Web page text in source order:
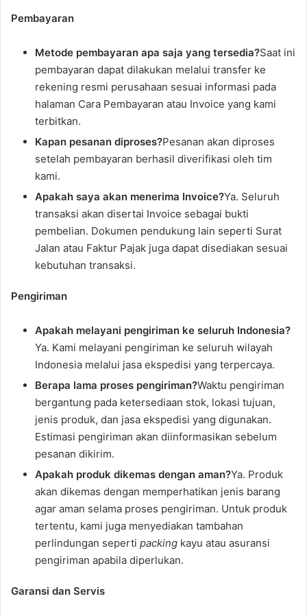
Pembayaran
Metode pembayaran apa saja yang tersedia?Saat ini
pembayaran dapat dilakukan melalui transfer ke
rekening resmi perusahaan sesuai informasi pada
halaman Cara Pembayaran atau Invoice yang kami
terbitkan.
Kapan pesanan diproses?Pesanan akan diproses
setelah pembayaran berhasil diverifikasi oleh tim
kami.
Apakah saya akan menerima Invoice?Ya. Seluruh
transaksi akan disertai Invoice sebagai bukti
pembelian. Dokumen pendukung lain seperti Surat
Jalan atau Faktur Pajak juga dapat disediakan sesuai
kebutuhan transaksi.
Pengiriman
Apakah melayani pengiriman ke seluruh Indonesia?
Ya. Kami melayani pengiriman ke seluruh wilayah
Indonesia melalui jasa ekspedisi yang terpercaya.
Berapa lama proses pengiriman?Waktu pengiriman
bergantung pada ketersediaan stok, lokasi tujuan,
jenis produk, dan jasa ekspedisi yang digunakan.
Estimasi pengiriman akan diinformasikan sebelum
pesanan dikirim.
Apakah produk dikemas dengan aman?Ya. Produk
akan dikemas dengan memperhatikan jenis barang
agar aman selama proses pengiriman. Untuk produk
tertentu, kami juga menyediakan tambahan
perlindungan seperti packing kayu atau asuransi
pengiriman apabila diperlukan.
Garansi dan Servis